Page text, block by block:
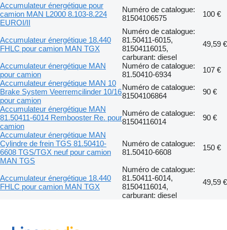
Accumulateur énergétique pour
camion MAN L2000 8.103-8.224
EUROI/II
Numéro de catalogue:
81504106575
100 €
Accumulateur énergétique 18.440
FHLC pour camion MAN TGX
Numéro de catalogue:
81.50411-6015,
81504116015,
carburant: diesel
49,59 €
Accumulateur énergétique MAN
pour camion
Numéro de catalogue:
81.50410-6934
107 €
Accumulateur énergétique MAN 10
Brake System Veerremcilinder 10/16
pour camion
Numéro de catalogue:
81504106864
90 €
Accumulateur énergétique MAN
81.50411-6014 Rembooster Re. pour
camion
Numéro de catalogue:
81504116014
90 €
Accumulateur énergétique MAN
Cylindre de frein TGS 81.50410-
6608 TGS/TGX neuf pour camion
MAN TGS
Numéro de catalogue:
81.50410-6608
150 €
Accumulateur énergétique 18.440
FHLC pour camion MAN TGX
Numéro de catalogue:
81.50411-6014,
81504116014,
carburant: diesel
49,59 €